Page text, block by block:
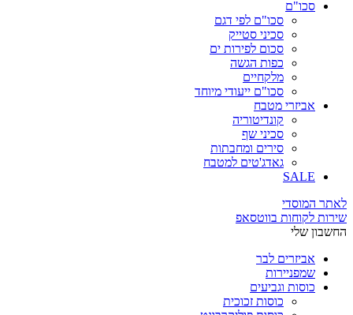
סכו"ם
סכו"ם לפי דגם
סכיני סטייק
סכום לפירות ים
כפות הגשה
מלקחיים
סכו"ם ייעודי מיוחד
אביזרי מטבח
קונדיטוריה
סכיני שף
סירים ומחבתות
גאדג'טים למטבח
SALE
לאתר המוסדי
שירות לקוחות בווטסאפ
החשבון שלי
אביזרים לבר
שמפניירות
כוסות וגביעים
כוסות זכוכית